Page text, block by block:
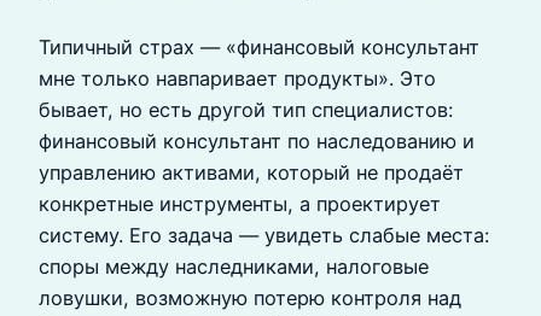
Типичный страх — «финансовый консультант
мне только навпаривает продукты». Это
бывает, но есть другой тип специалистов:
финансовый консультант по наследованию и
управлению активами, который не продаёт
конкретные инструменты, а проектирует
систему. Его задача — увидеть слабые места:
споры между наследниками, налоговые
ловушки, возможную потерю контроля над